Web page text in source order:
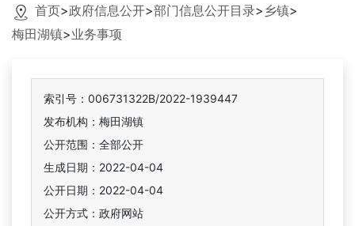
首页>政府信息公开>部门信息公开目录> 乡镇>
梅田湖镇>业务事项
索引号：006731322B/2022-1939447
发布机构：梅田湖镇
公开范围：全部公开
生成日期：2022-04-04
公开日期：2022-04-04
公开方式：政府网站